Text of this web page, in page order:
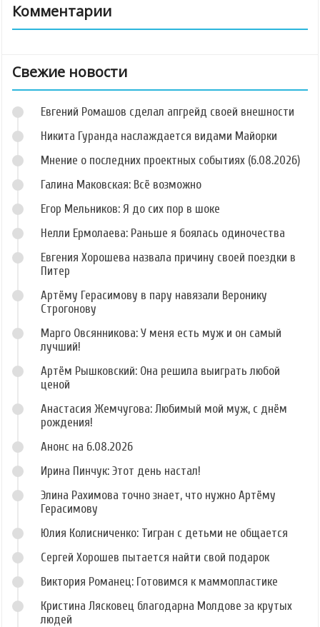
Комментарии
Свежие новости
Евгений Ромашов сделал апгрейд своей внешности
Никита Гуранда наслаждается видами Майорки
Мнение о последних проектных событиях (6.08.2026)
Галина Маковская: Всё возможно
Егор Мельников: Я до сих пор в шоке
Нелли Ермолаева: Раньше я боялась одиночества
Евгения Хорошева назвала причину своей поездки в
Питер
Артёму Герасимову в пару навязали Веронику
Строгонову
Марго Овсянникова: У меня есть муж и он самый
лучший!
Артём Рышковский: Она решила выиграть любой
ценой
Анастасия Жемчугова: Любимый мой муж, с днём
рождения!
Анонс на 6.08.2026
Ирина Пинчук: Этот день настал!
Элина Рахимова точно знает, что нужно Артёму
Герасимову
Юлия Колисниченко: Тигран с детьми не общается
Сергей Хорошев пытается найти свой подарок
Виктория Романец: Готовимся к маммопластике
Кристина Лясковец благодарна Молдове за крутых
людей